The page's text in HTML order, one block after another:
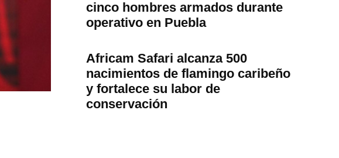
cinco hombres armados durante
operativo en Puebla
Africam Safari alcanza 500
nacimientos de flamingo caribeño
y fortalece su labor de
conservación